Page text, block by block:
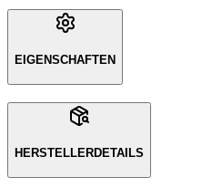
EIGENSCHAFTEN
HERSTELLERDETAILS